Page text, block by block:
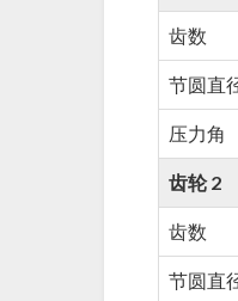
齿数
节圆直
压力角
齿轮 2
齿数
节圆直